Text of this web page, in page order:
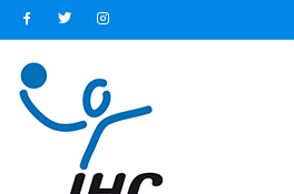
naar
inhoud